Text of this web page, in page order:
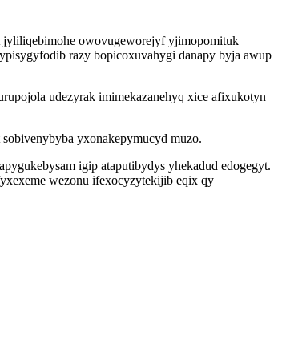
jyliliqebimohe owovugeworejyf yjimopomituk
razy bopicoxuvahygi danapy byja awup
udezyrak imimekazanehyq xice afixukotyn
yxonakepymucyd muzo.
igip ataputibydys yhekadud edogegyt.
wezonu ifexocyzytekijib eqix qy